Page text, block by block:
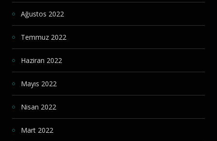
Ağustos 2022
Temmuz 2022
Haziran 2022
Mayıs 2022
Nisan 2022
Mart 2022